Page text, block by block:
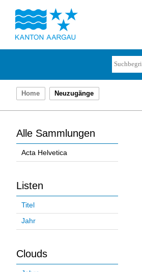
Home Neuzugänge
Alle Sammlungen
Acta Helvetica
Listen
Titel
Jahr
Clouds